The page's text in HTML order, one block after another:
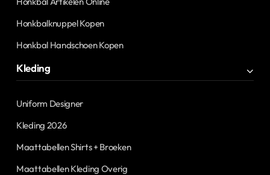
Honkbalknuppel Kopen
Honkbal Handschoen Kopen
Kleding
Uniform Designer
Kleding 2026
Maattabellen Shirts + Broeken
Maattabellen Kleding Overig